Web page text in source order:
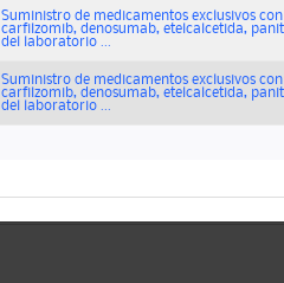
Suministro de medicamentos exclusivos
carfilzomib, denosumab, etelcalcetida,
del laboratorio ...
Suministro de medicamentos exclusivos
carfilzomib, denosumab, etelcalcetida,
del laboratorio ...